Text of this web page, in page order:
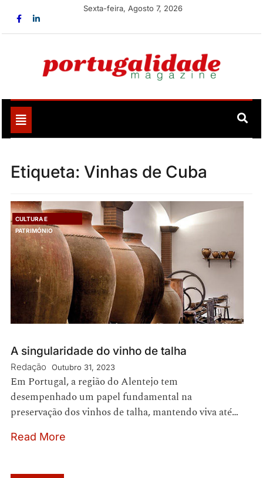
Sexta-feira, Agosto 7, 2026
Portugalidade
Toggle
navigation
Etiqueta: Vinhas de Cuba
CULTURA E
PATRIMÓNIO
A singularidade do vinho de talha
Redação Outubro 31, 2023
Em Portugal, a região do Alentejo tem
desempenhado um papel fundamental na
preservação dos vinhos de talha, mantendo viva até…
Read More